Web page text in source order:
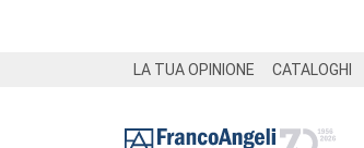
LA TUA OPINIONE CATALOGHI